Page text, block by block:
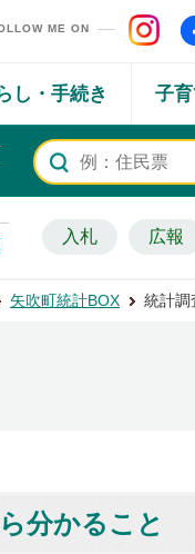
ムページ
ME ON
し・手続き 子
入札 広報
矢吹町統計BOX 統計調
分かること